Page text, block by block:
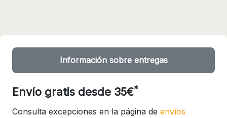
Información sobre entregas
Envío gratis desde 35€*
Consulta excepciones en la página de envíos